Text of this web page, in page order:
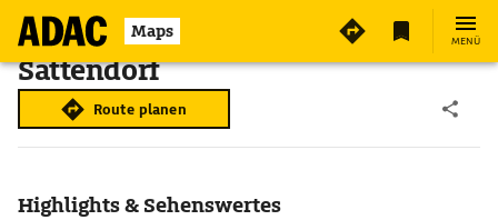
Maps MENÜ
Sattendorf
Route planen
Highlights & Sehenswertes